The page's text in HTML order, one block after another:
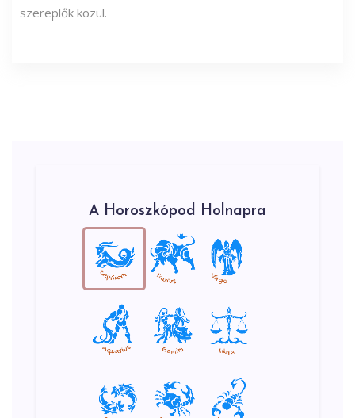
szereplők közül.
A Horoszkópod Holnapra